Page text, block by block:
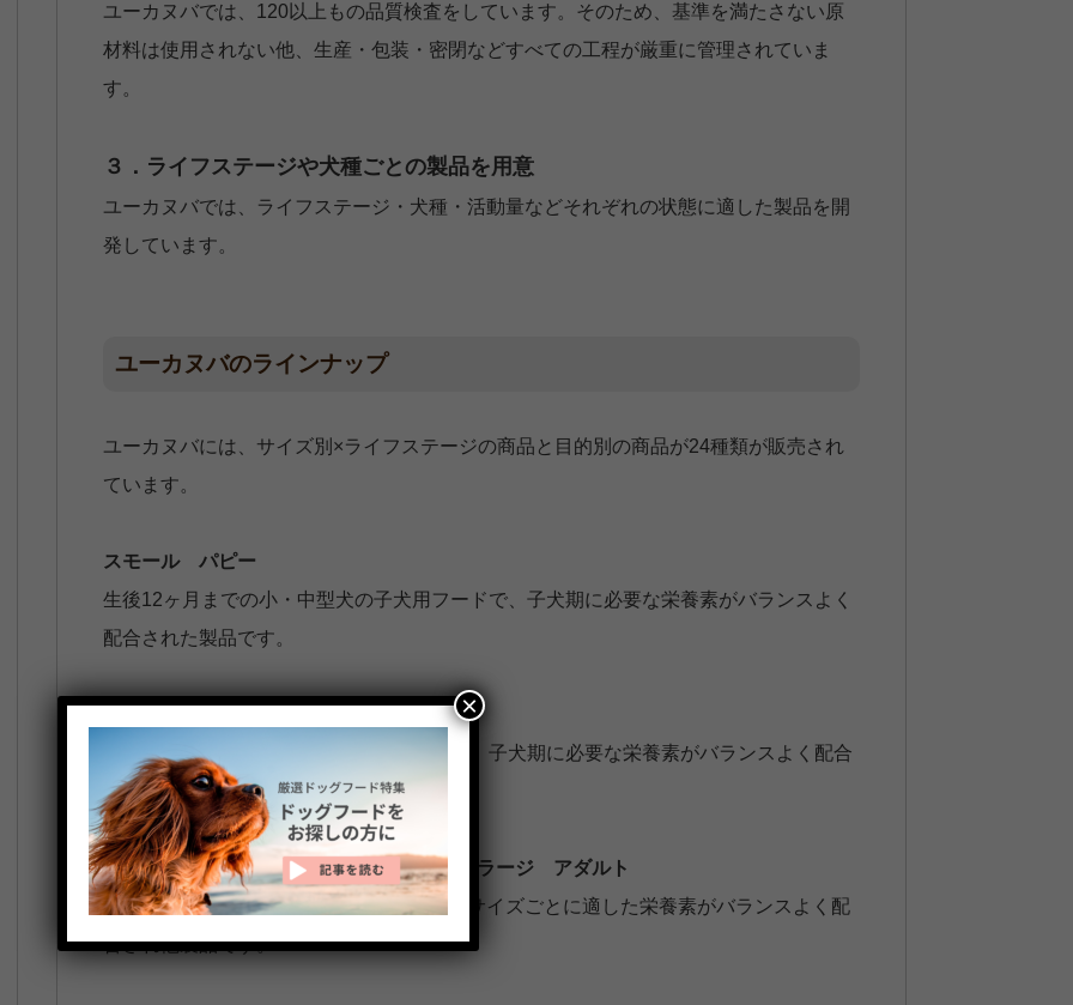
ユーカヌバでは、120以上もの品質検査をしています。そのため、基準を満たさない原
材料は使用されない他、生産・包装・密閉などすべての工程が厳重に管理されていま
す。
３．ライフステージや犬種ごとの製品を用意
ユーカヌバでは、ライフステージ・犬種・活動量などそれぞれの状態に適した製品を開
発しています。
ユーカヌバのラインナップ
ユーカヌバには、サイズ別×ライフステージの商品と目的別の商品が24種類が販売され
ています。
スモール パピー
生後12ヶ月までの小・中型犬の子犬用フードで、子犬期に必要な栄養素がバランスよく
配合された製品です。
生後24ヶ月までの大型犬の子犬用フードで、子犬期に必要な栄養素がバランスよく配合
された製品です。
スモール アダルト/ミディアム アダルト/ラージ アダルト
小・中・大型犬の成犬向けのフードで、各サイズごとに適した栄養素がバランスよく配
合され他製品です。
×